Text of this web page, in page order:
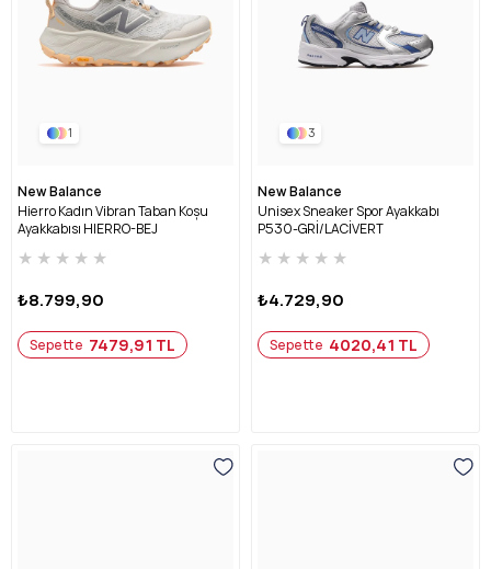
1
New Balance
Hierro Kadın Vibran Taban Koşu
Ayakkabısı HIERRO-BEJ
★ ★ ★ ★ ★
₺8.799,90
Sepette 7479,91 TL
3
New Balance
Unisex Sneaker Spor Ayakkabı
P530-GRİ/LACİVERT
★ ★ ★ ★ ★
₺4.729,90
Sepette 4020,41 TL